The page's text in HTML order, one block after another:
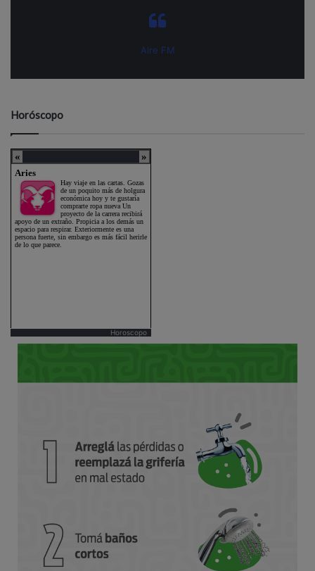
Aire FM
Horóscopo
Horoscopo